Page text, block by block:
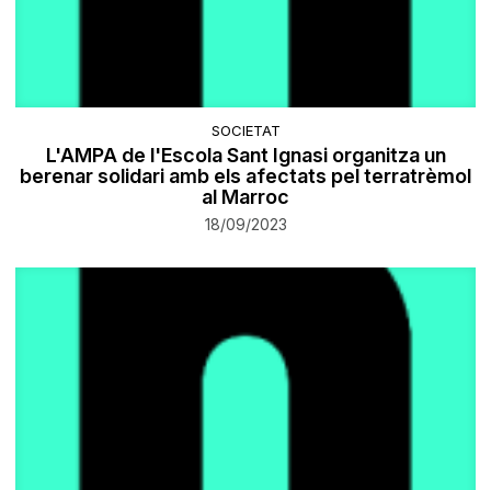
SOCIETAT
L'AMPA de l'Escola Sant Ignasi organitza un
berenar solidari amb els afectats pel terratrèmol
al Marroc
18/09/2023